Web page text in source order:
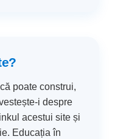
poate construi,
i despre
acestui site și
Educația în